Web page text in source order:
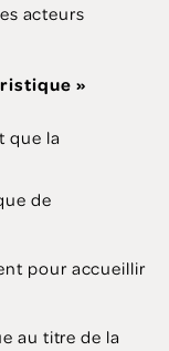
acteurs
»
que la
de
pour accueillir
au titre de la